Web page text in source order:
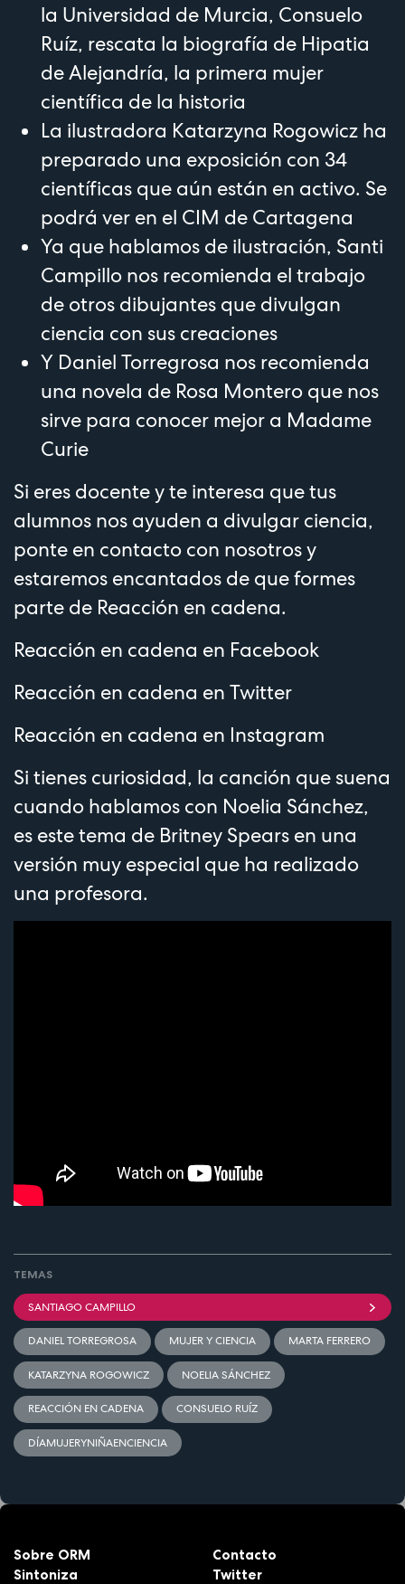
la Universidad de Murcia, Consuelo
Ruíz, rescata la biografía de Hipatia
de Alejandría, la primera mujer
científica de la historia
La ilustradora Katarzyna Rogowicz ha
preparado una exposición con 34
científicas que aún están en activo. Se
podrá ver en el CIM de Cartagena
Ya que hablamos de ilustración, Santi
Campillo nos recomienda el trabajo
de otros dibujantes que divulgan
ciencia con sus creaciones
Y Daniel Torregrosa nos recomienda
una novela de Rosa Montero que nos
sirve para conocer mejor a Madame
Curie
Si eres docente y te interesa que tus
alumnos nos ayuden a divulgar ciencia,
ponte en contacto con nosotros y
estaremos encantados de que formes
parte de Reacción en cadena.
Reacción en cadena en Facebook
Reacción en cadena en Twitter
Reacción en cadena en Instagram
Si tienes curiosidad, la canción que suena
cuando hablamos con Noelia Sánchez,
es este tema de Britney Spears en una
versión muy especial que ha realizado
una profesora.
TEMAS
SANTIAGO CAMPILLO
DANIEL TORREGROSA MUJER Y CIENCIA MARTA FERRERO
KATARZYNA ROGOWICZ NOELIA SÁNCHEZ
REACCIÓN EN CADENA CONSUELO RUÍZ
DÍAMUJERYNIÑAENCIENCIA
Sobre ORM
Sintoniza
Contacto
Twitter